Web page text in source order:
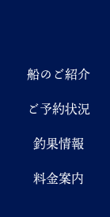
船のご紹介
ご予約状況
釣果情報
料金案内